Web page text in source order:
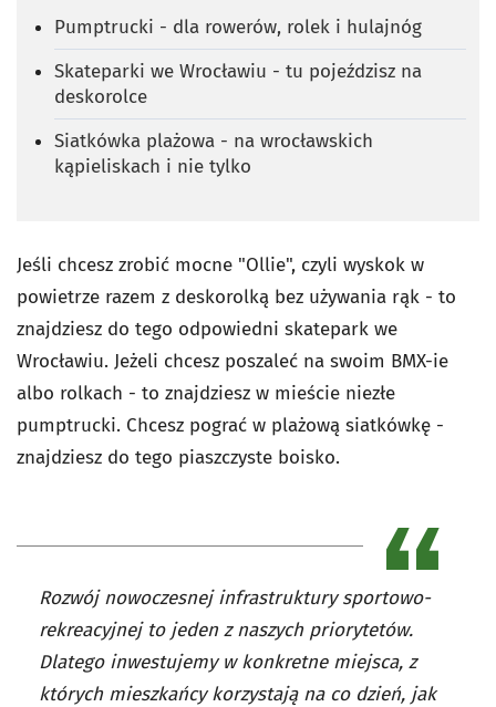
Pumptrucki - dla rowerów, rolek i hulajnóg
Skateparki we Wrocławiu - tu pojeździsz na
deskorolce
Siatkówka plażowa - na wrocławskich
kąpieliskach i nie tylko
Jeśli chcesz zrobić mocne "Ollie", czyli wyskok w
powietrze razem z deskorolką bez używania rąk - to
znajdziesz do tego odpowiedni skatepark we
Wrocławiu. Jeżeli chcesz poszaleć na swoim BMX-ie
albo rolkach - to znajdziesz w mieście niezłe
pumptrucki. Chcesz pograć w plażową siatkówkę -
znajdziesz do tego piaszczyste boisko.
Rozwój nowoczesnej infrastruktury sportowo-
rekreacyjnej to jeden z naszych priorytetów.
Dlatego inwestujemy w konkretne miejsca, z
których mieszkańcy korzystają na co dzień, jak